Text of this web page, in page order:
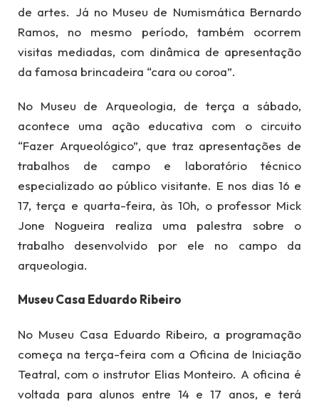
de artes. Já no Museu de Numismática Bernardo
Ramos, no mesmo período, também ocorrem
visitas mediadas, com dinâmica de apresentação
da famosa brincadeira “cara ou coroa”.
No Museu de Arqueologia, de terça a sábado,
acontece uma ação educativa com o circuito
“Fazer Arqueológico”, que traz apresentações de
trabalhos de campo e laboratório técnico
especializado ao público visitante. E nos dias 16 e
17, terça e quarta-feira, às 10h, o professor Mick
Jone Nogueira realiza uma palestra sobre o
trabalho desenvolvido por ele no campo da
arqueologia.
Museu Casa Eduardo Ribeiro
No Museu Casa Eduardo Ribeiro, a programação
começa na terça-feira com a Oficina de Iniciação
Teatral, com o instrutor Elias Monteiro. A oficina é
voltada para alunos entre 14 e 17 anos, e terá